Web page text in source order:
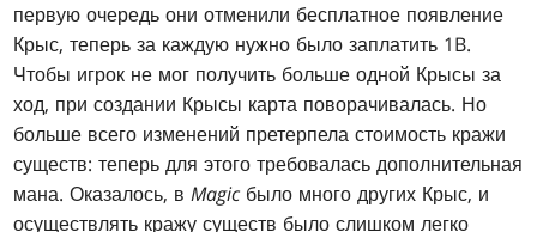
первую очередь они отменили бесплатное появление
Крыс, теперь за каждую нужно было заплатить 1B.
Чтобы игрок не мог получить больше одной Крысы за
ход, при создании Крысы карта поворачивалась. Но
больше всего изменений претерпела стоимость кражи
существ: теперь для этого требовалась дополнительная
мана. Оказалось, вMagic было много других Крыс, и
осуществлять кражу существ было слишком легко